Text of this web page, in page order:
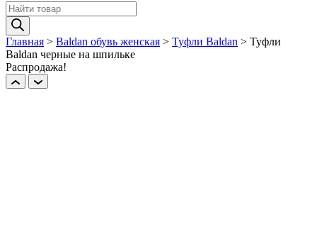
Поиск
товаров
Главная > Baldan обувь женская > Туфли Baldan > Туфли
Baldan черные на шпильке
Распродажа!